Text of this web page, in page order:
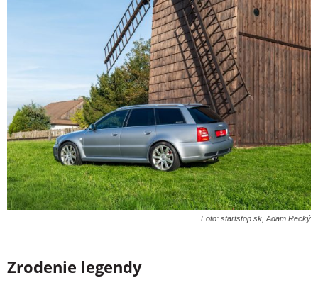
Foto: startstop.sk, Adam Recký
Zrodenie legendy